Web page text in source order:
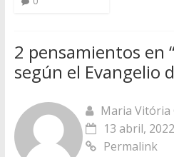
2 pensamientos en “
según el Evangelio
Maria Vitória
13 abril,
Permalink